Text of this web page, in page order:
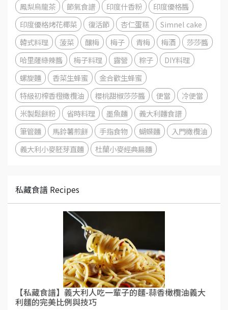
鳳梨烏龍茶
節氣食譜 印度什香粉
印度優格醬
印度優格烤花椰菜
復活節 杏仁蛋糕
Simnel cake
韓式料理
菠菜 釀梅 梅子 青梅 梅酒
莎莎醬
哈里薩綠辣醬
梅子料理 露營 粽子
DIY料理
螺旋麵
香菜生蜂蜜
金合歡生蜂蜜
特級初榨香橙橄欖油
櫻桃甜椒莎莎醬 便當
冷便當
米製鬆餅粉
省時料理 墨魚麵
義大利麵食譜
筆管麵
馬鈴薯煎餅 手指食物 蝴蝶麵
入門橄欖油
義大利小麥胚芽直麵
杜蘭小麥經典扁麵
私藏食譜 Recipes
【私藏食譜】義大利人吃一輩子的麵-蒜香橄欖油義大
利麵的完美比例與技巧